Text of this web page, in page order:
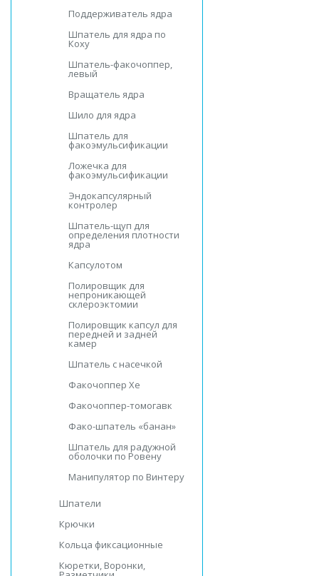
Поддерживатель ядра
Шпатель для ядра по
Коху
Шпатель-факочоппер,
левый
Вращатель ядра
Шило для ядра
Шпатель для
факоэмульсификации
Ложечка для
факоэмульсификации
Эндокапсулярный
контролер
Шпатель-щуп для
определения плотности
ядра
Капсулотом
Полировщик для
непроникающей
склероэктомии
Полировщик капсул для
передней и задней
камер
Шпатель с насечкой
Факочоппер Хе
Факочоппер-томогавк
Фако-шпатель «банан»
Шпатель для радужной
оболочки по Ровену
Манипулятор по Винтеру
Шпатели
Крючки
Кольца фиксационные
Кюретки, Воронки,